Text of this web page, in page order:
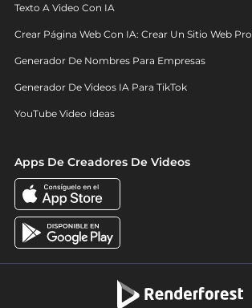
Texto A Video Con IA
Crear Página Web Con IA: Crear Un Sitio Web
Generador De Nombres Para Empresas
Generador De Videos IA Para TikTok
YouTube Video Ideas
Apps De Creadores De Videos